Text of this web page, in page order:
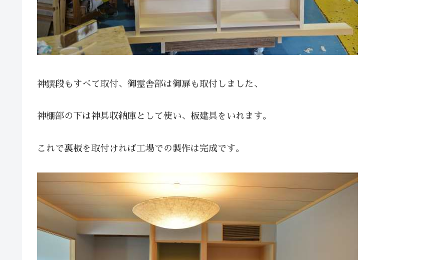
神饌段もすべて取付、御霊舎部は御扉も取付しました、
神棚部の下は神具収納庫として使い、板建具をいれます。
これで裏板を取付ければ工場での製作は完成です。